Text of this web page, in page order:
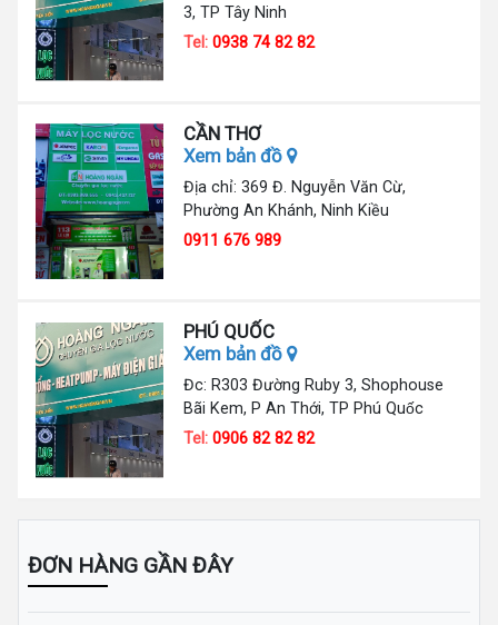
3, TP Tây Ninh
Tel:0938 74 82 82
CẦN THƠ
Xem bản đồ
Địa chỉ: 369 Đ. Nguyễn Văn Cừ,
Phường An Khánh, Ninh Kiều
0911 676 989
PHÚ QUỐC
Xem bản đồ
Đc: R303 Đường Ruby 3, Shophouse
Bãi Kem, P An Thới, TP Phú Quốc
Tel:0906 82 82 82
ĐƠN HÀNG GẦN ĐÂY